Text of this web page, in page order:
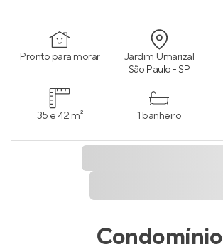
Pronto para morar Jardim Umarizal
São Paulo - SP
35 e 42 m² 1 banheiro
Condomínio